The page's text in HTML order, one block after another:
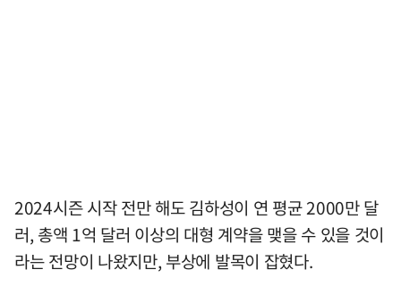
2024시즌 시작 전만 해도 김하성이 연 평균 2000만 달
러, 총액 1억 달러 이상의 대형 계약을 맺을 수 있을 것이
라는 전망이 나왔지만, 부상에 발목이 잡혔다.